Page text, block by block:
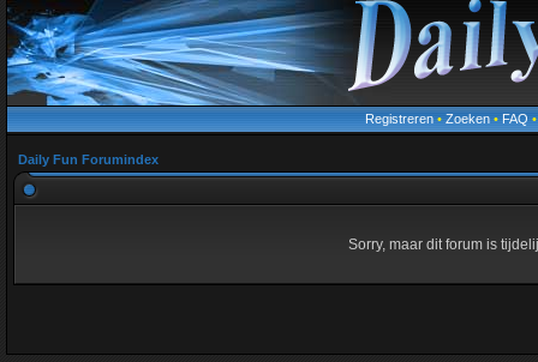
Registreren • Zoeken • FAQ
Daily Fun Forumindex
Sorry, maar dit forum is